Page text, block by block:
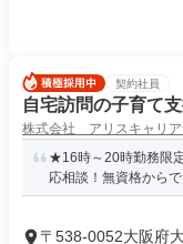
契約社員
自宅訪問の子育て
株式会社 アリスキャリア
★16時～20時勤務限
応相談！無資格から
〒538-0052大阪府